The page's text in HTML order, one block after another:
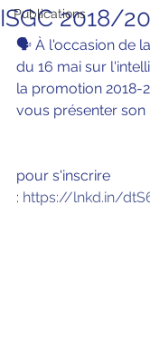
Publications
ISGC 2018/
🗣 À l'occasion de
du 16 mai sur
la promotion 2018-
vous présenter son
pour s'inscrire
: https://lnkd.in/